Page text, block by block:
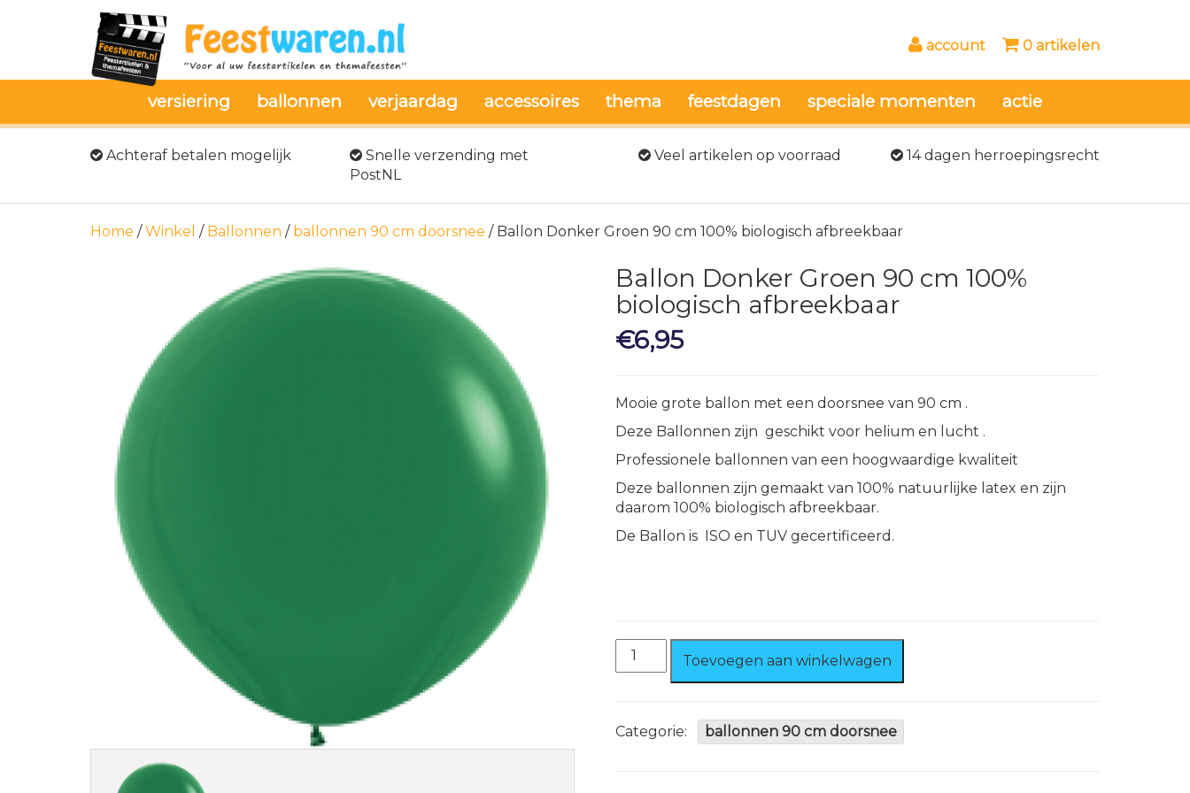
account 0 artikelen
versiering ballonnen verjaardag accessoires thema feestdagen speciale momenten actie
Achteraf betalen mogelijk
Snelle verzending met
PostNL
Veel artikelen op voorraad 14 dagen herroepingsrecht
Home /Winkel / Ballonnen / ballonnen 90 cm doorsnee / Ballon Donker Groen 90 cm 100% biologisch afbreekbaar
Ballon Donker Groen 90 cm 100%
biologisch afbreekbaar
€6,95
Mooie grote ballon met een doorsnee van 90 cm .
Deze Ballonnen zijn geschikt voor helium en lucht .
Professionele ballonnen van een hoogwaardige kwaliteit
Deze ballonnen zijn gemaakt van 100% natuurlijke latex en zijn
daarom 100% biologisch afbreekbaar.
De Ballon is ISO en TUV gecertificeerd.
Ballon
cm
100%
Toevoegen aan winkelwagen
Categorie: ballonnen 90 cm doorsnee